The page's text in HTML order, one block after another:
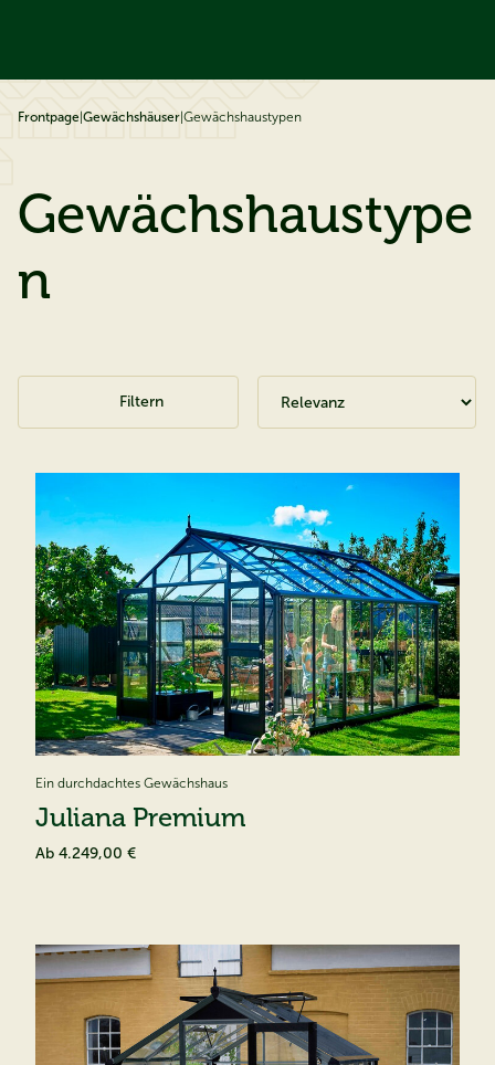
Frontpage Gewächshäuser Gewächshaustypen
Gewächshaustype
n
Filtern
Ein durchdachtes Gewächshaus
Juliana Premium
Ab 4.249,00 €